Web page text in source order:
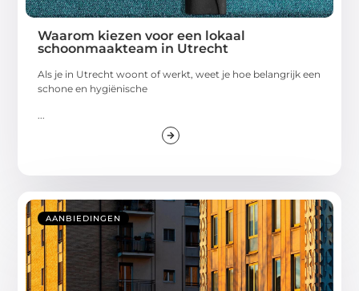
Waarom kiezen voor een lokaal
schoonmaakteam in Utrecht
Als je in Utrecht woont of werkt, weet je hoe belangrijk een
schone en hygiënische
AANBIEDINGEN